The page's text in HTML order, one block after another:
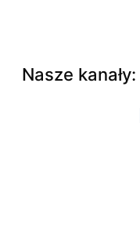
Nasze kanały: